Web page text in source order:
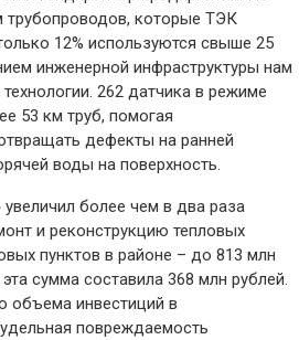
трубопроводов, которые ТЭК
12% используются свыше 25
инженерной инфраструктуры нам
262 датчика в режиме
53 км труб, помогая
дефекты на ранней
воды на поверхность.
более чем в два раза
и реконструкцию тепловых
пунктов в районе – до 813 млн
сумма составила 368 млн рублей.
объема инвестиций в
повреждаемость